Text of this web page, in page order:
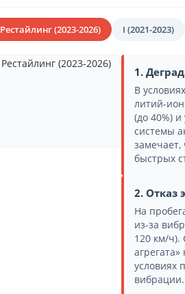
(2023-2026) I (2021-2023)
1.
В
литий-
(до 40%)
системы
замечает,
быстрых
2. Отказ
На
из-за
120 км/ч).
условиях
вибрации.